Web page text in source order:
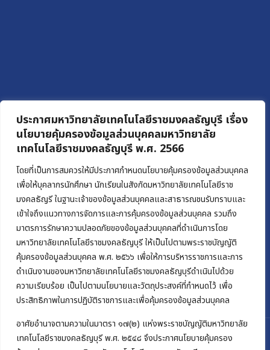
ประกาศมหาวิทยาลัยเทคโนโลยีราชมงคลธัญบุรี เรื่อง
นโยบายคุ้มครองข้อมูลส่วนบุคคลมหาวิทยาลัย
เทคโนโลยีราชมงคลธัญบุรี พ.ศ. 2566
โดยที่เป็นการสมควรให้มีประกาศกำหนดนโยบายคุ้มครองข้อมูลส่วนบุคคล
เพื่อให้บุคลากรนักศึกษา นักเรียนในสังกัดมหาวิทยาลัยเทคโนโลยีราช
มงคลธัญรี ในฐานะเจ้าของข้อมูลส่วนบุคคลและสาธารณชนรับทราบและ
เข้าใจถึงแนวทางการจัดการและการคุ้มครองข้อมูลส่วนบุคคล รวมถึง
มาตรการรักษาความปลอดภัยของข้อมูลส่วนบุคคลที่ดำเนินการโดย
มหาวิทยาลัยเทคโนโลยีราชมงคลธัญบุรี ให้เป็นไปตามพระราชบัญญัติ
คุ้มครองข้อมูลส่วนบุคคล พ.ศ. ๒๕๖๖ เพื่อให้การบริหารราชการและการ
ดำเนินงานของมหาวิทยาลัยเทคโนโลยีราชมงคลธัญบุรีดำเนินไปด้วย
ความเรียบร้อย เป็นไปตามนโยบายและวัตถุประสงค์ที่กำหนดไว้ เพื่อ
ประสิทธิภาพในการปฏิบัติราชการและเพื่อคุ้มครองข้อมูลส่วนบุคคล
อาศัยอำนาจตามความในมาตรา ๑๗(๒) แห่งพระราชบัญญัติมหาวิทยาลัย
เทคโนโลยีราชมงคลธัญบุรี พ.ศ. ๒๕๔๘ จึงประกาศนโยบายคุ้มครอง